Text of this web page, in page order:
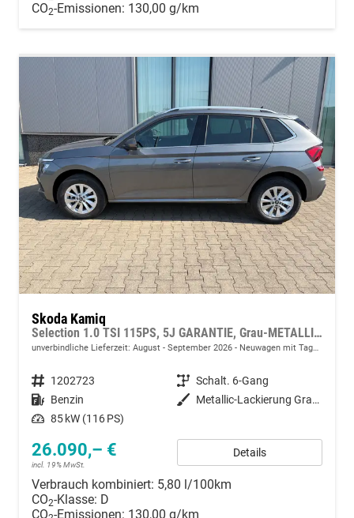
CO2-Emissionen: 130,00 g/km
Skoda Kamiq
Selection 1.0 TSI 115PS, 5J GARANTIE, Grau-METALLIC, ELEKTR. HECKKLAPPE, ANHÄNGERKUPPLUNG, BEH. FRONTSCHEIBE, Sitzheizung, Lenkradheizung, Ladeboden var, ACC, SIDE Assist, Virtual Cockpit 10", Parksensoren v/h, Kamera, KESSY, Privacy-Glas, 16" Alu, Climatronic
unverbindliche Lieferzeit: August - September 2026 Neuwagen mit Tageszulassung
Fahrzeugnummer 1202723 Getriebe Schalt. 6-Gang
Kraftstoff Benzin Außenfarbe
Metallic-Lackierung Graphit-Grau
Leistung 85 kW (116 PS)
26.090,– €
incl. 19% MwSt.
Details
Verbrauch kombiniert: 5,80 l/100km
CO2-Klasse: D
CO -Emissionen: 130,00 g/km